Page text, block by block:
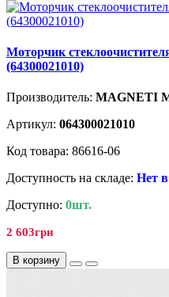
Моторчик
(64300021010)
Производитель: MAGNETI
Артикул: 064300021010
Код товара: 86616-06
Доступность на складе: Нет
Доступно: 0шт.
2 603грн
В корзину